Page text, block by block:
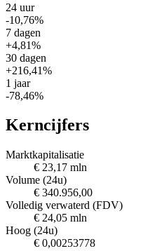
24 uur
-10,76%
7 dagen
+4,81%
30 dagen
+216,41%
1 jaar
-78,46%
Kerncijfers
Marktkapitalisatie
€ 23,17 mln
Volume (24u)
€ 340.956,00
Volledig verwaterd (FDV)
€ 24,05 mln
Hoog (24u)
€ 0,00253778